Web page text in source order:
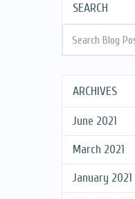
SEARCH
ARCHIVES
June 2021
March 2021
January 2021